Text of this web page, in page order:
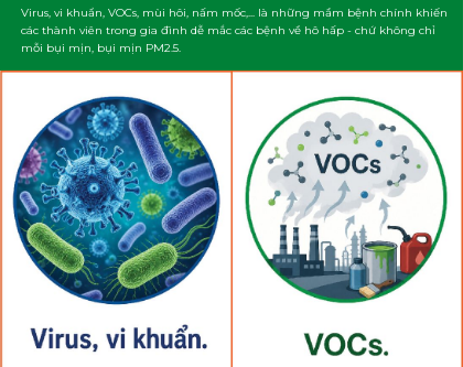
Virus, vi khuẩn, VOCs, mùi hôi, nấm mốc,... là những mầm bệnh chính khiến
các thành viên trong gia đình dễ mắc các bệnh về hô hấp - chứ không chỉ
mỗi bụi mịn, bụi mịn PM2.5.